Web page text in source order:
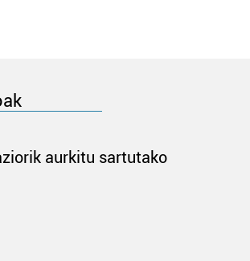
aurkitu sartutako